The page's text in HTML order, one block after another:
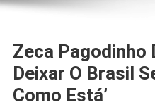
Zeca Pagodinho
Deixar O Brasil
Como Está’